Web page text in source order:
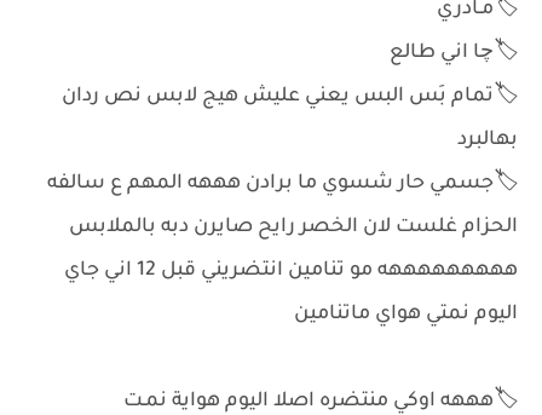
🏷️مـادري
🏷️چا اني طالع
🏷️تمام بَس البس يعني عليش هيج لابس نص ردان
بهالبرد
🏷️جسمي حار شسوي ما برادن هههه المهم ع سالفه
الحزام غلست لان الخصر رايح صايرن دبه بالملابس
هههههههههه مو تنامين انتضريني قبل 12 اني جاي
اليوم نمتي هواي ماتنامين
🏷️هههه اوكي منتضره اصلا اليوم هواية نمـت